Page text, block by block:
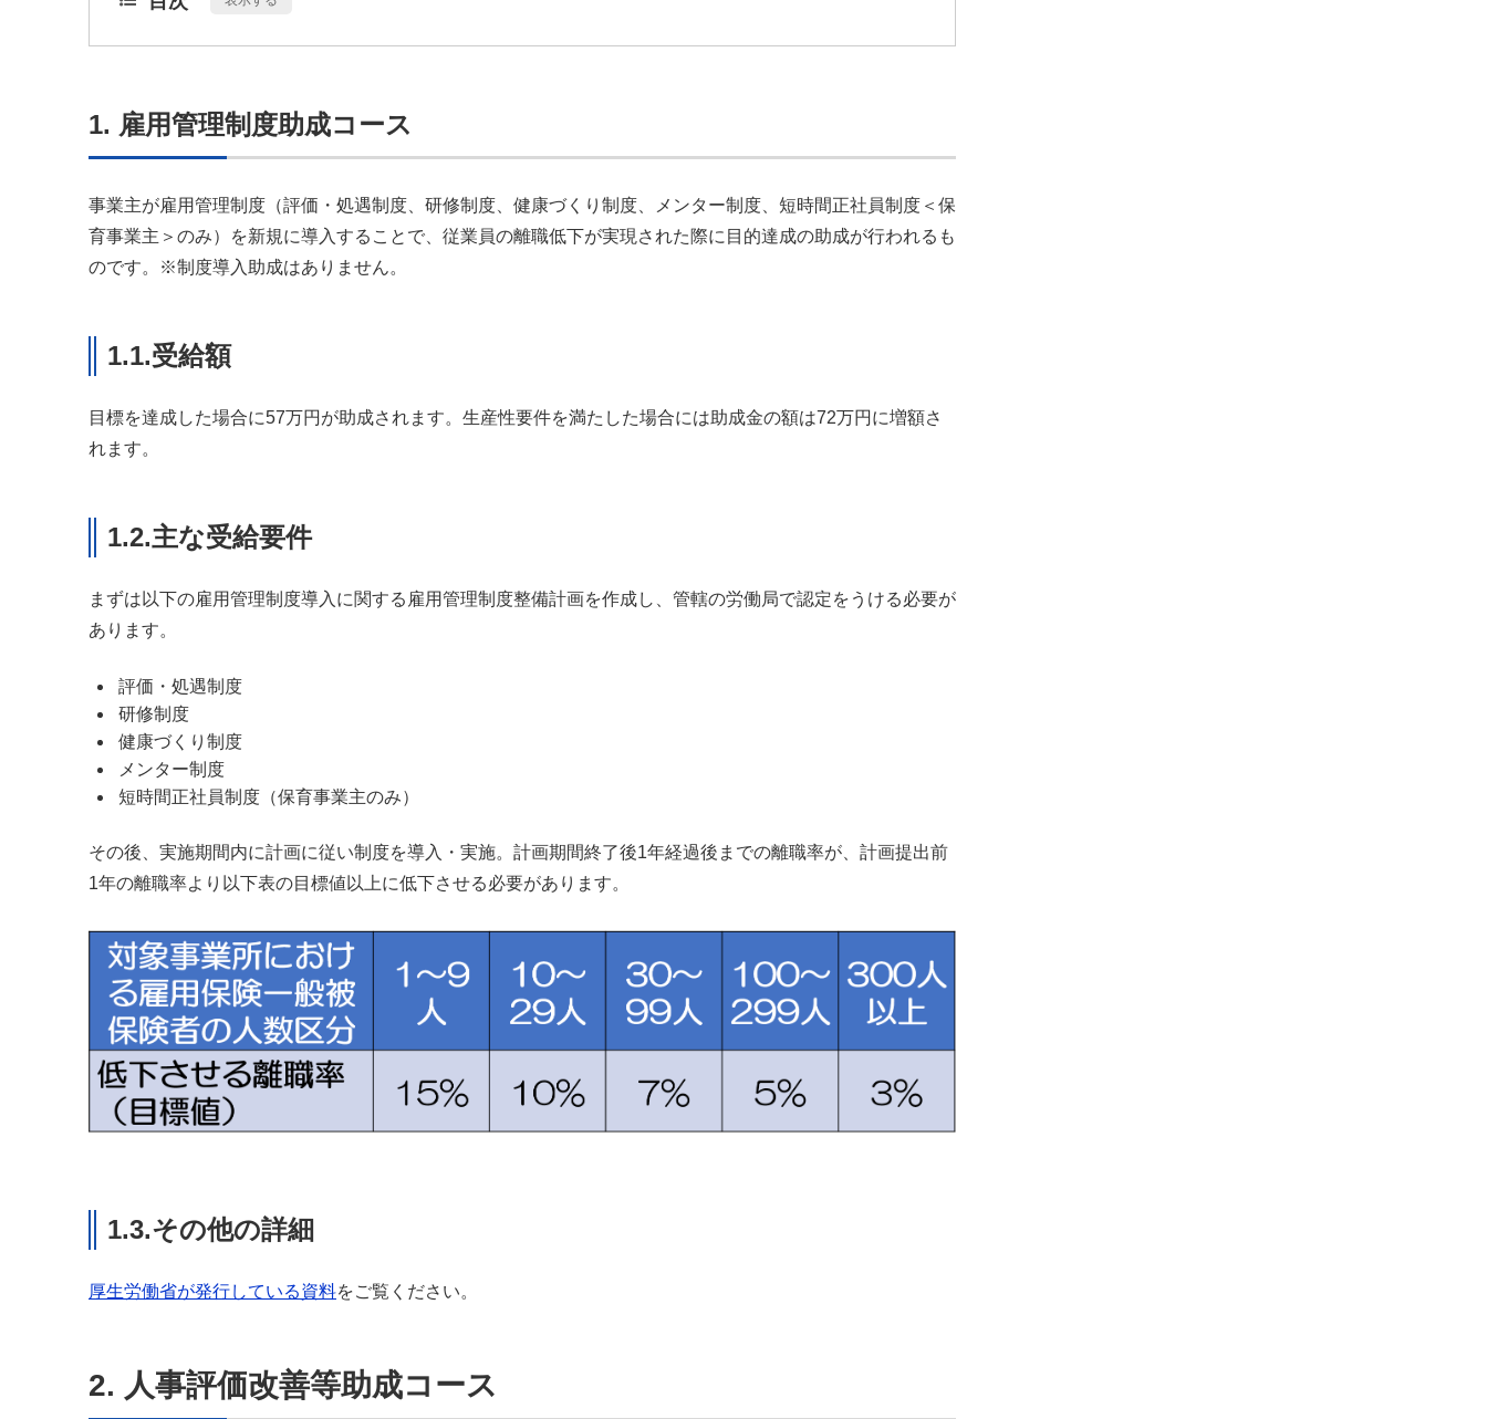
1. 雇用管理制度助成コース
事業主が雇用管理制度（評価・処遇制度、研修制度、健康づくり制度、メンター制度、短時間正社員制度＜保
育事業主＞のみ）を新規に導入することで、従業員の離職低下が実現された際に目的達成の助成が行われるも
のです。※制度導入助成はありません。
1.1.受給額
目標を達成した場合に57万円が助成されます。生産性要件を満たした場合には助成金の額は72万円に増額さ
れます。
1.2.主な受給要件
まずは以下の雇用管理制度導入に関する雇用管理制度整備計画を作成し、管轄の労働局で認定をうける必要が
あります。
評価・処遇制度
研修制度
健康づくり制度
メンター制度
短時間正社員制度（保育事業主のみ）
その後、実施期間内に計画に従い制度を導入・実施。計画期間終了後1年経過後までの離職率が、計画提出前
1年の離職率より以下表の目標値以上に低下させる必要があります。
1.3.その他の詳細
厚生労働省が発行している資料をご覧ください。
2. 人事評価改善等助成コース